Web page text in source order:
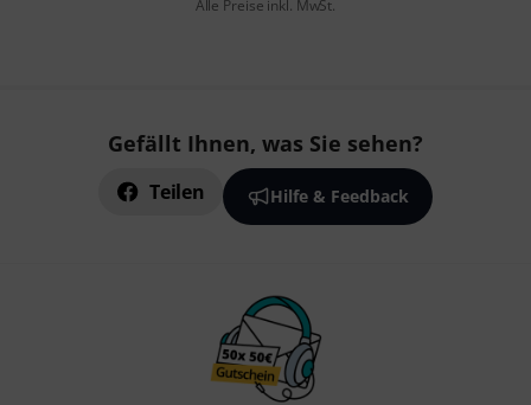
Alle Preise inkl. MwSt.
Gefällt Ihnen, was Sie sehen?
Teilen Hilfe & Feedback